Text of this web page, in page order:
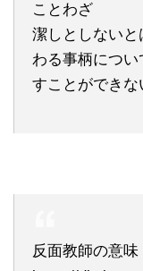
ことわざ
潔しとしない
わる事柄につ
すことができな
反面教師の意